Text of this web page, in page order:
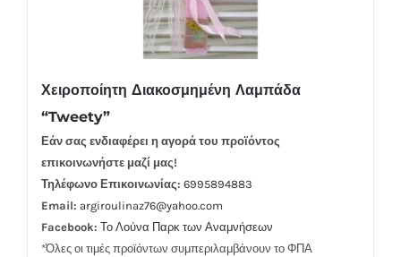
Χειροποίητη Διακοσμημένη Λαμπάδα
“Tweety”
Εάν σας ενδιαφέρει η αγορά του προϊόντος
επικοινωνήστε μαζί μας!
Τηλέφωνο Επικοινωνίας: 6995894883
Email: argiroulinaz76@yahoo.com
Facebook: Το Λούνα Παρκ των Αναμνήσεων
*Όλες οι τιμές προϊόντων συμπεριλαμβάνουν το ΦΠΑ